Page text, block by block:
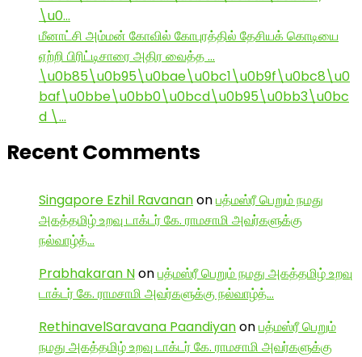
\u0…
மீனாட்சி அம்மன் கோவில் கோபுரத்தில் தேசியக் கொடியை
ஏற்றி பிரிட்டிசாரை அதிர வைத்த …
\u0b85\u0b95\u0bae\u0bc1\u0b9f\u0bc8\u0
baf\u0bbe\u0bb0\u0bcd\u0b95\u0bb3\u0bc
d \…
Recent Comments
Singapore Ezhil Ravananonபத்மஸ்ரீ பெறும் நமது
அகத்தமிழ் உறவு டாக்டர் கே. ராமசாமி அவர்களுக்கு
நல்வாழ்த்…
Prabhakaran Nonபத்மஸ்ரீ பெறும் நமது அகத்தமிழ் உறவு
டாக்டர் கே. ராமசாமி அவர்களுக்கு நல்வாழ்த்…
RethinavelSaravana Paandiyanonபத்மஸ்ரீ பெறும்
நமது அகத்தமிழ் உறவு டாக்டர் கே. ராமசாமி அவர்களுக்கு